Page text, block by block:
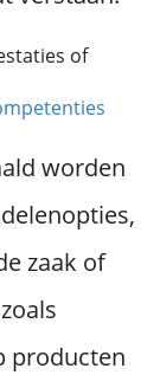
of
worden
zaak of
producten